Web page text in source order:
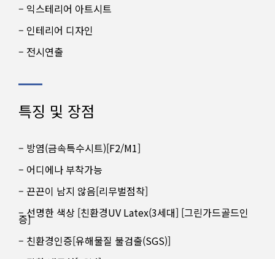
– 익스테리어 아트시트
– 인테리어 디자인
– 전시연출
특징 및 장점
– 방염(금속특수시트)[F2/M1]
– 어디에나 부착가능
– 끈끈이 남지 않음[리무벌점착]
– 선명한 색상 [친환경UV Latex(3세대] [그린가드골드인
증]
– 친환경인증[유해물질 불검출(SGS)]